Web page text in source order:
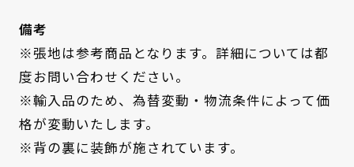
備考
※張地は参考商品となります。詳細については都
度お問い合わせください。
※輸入品のため、為替変動・物流条件によって価
格が変動いたします。
※背の裏に装飾が施されています。